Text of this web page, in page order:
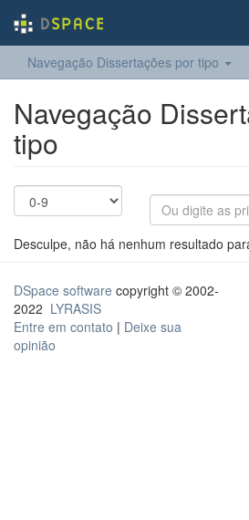
Navegação Dissertações por tipo
Navegação
tipo
Desculpe, não há nenhum resultado
DSpace software copyright © 2002-
2022 LYRASIS
Entre em contato | Deixe sua
opinião